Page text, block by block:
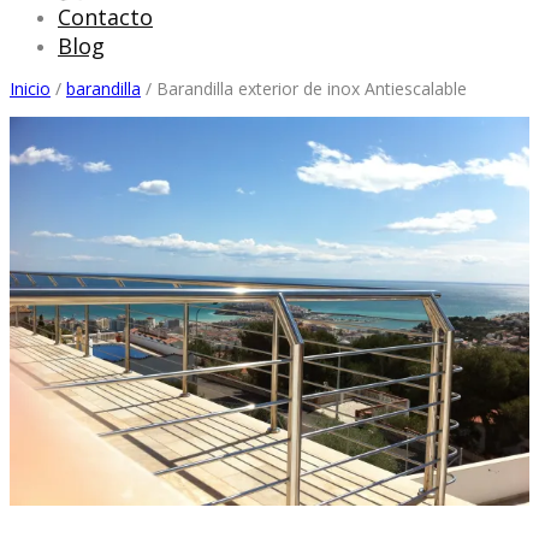
Contacto
Blog
Inicio / barandilla / Barandilla exterior de inox Antiescalable